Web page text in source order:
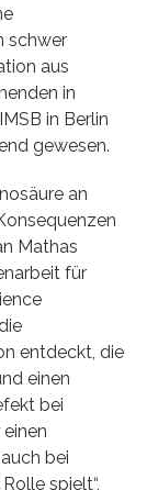
schwer
aus
in
in Berlin
gewesen.
an
Mathas
für
entdeckt, die
einen
bei
bei
spielt“,